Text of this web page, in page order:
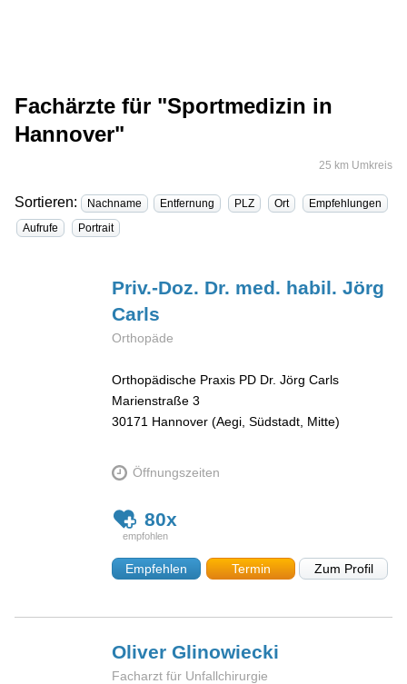
Fachärzte für "Sportmedizin in
Hannover"
25 km Umkreis
Sortieren: Nachname Entfernung PLZ Ort
Empfehlungen
Aufrufe
Portrait
Priv.-Doz. Dr. med. habil. Jörg
Carls
Orthopäde
Orthopädische Praxis PD Dr. Jörg Carls
Marienstraße 3
30171 Hannover (Aegi, Südstadt, Mitte)
Öffnungszeiten
80x
Empfehlen Termin Zum Profil
OliverGlinowiecki
Facharzt für Unfallchirurgie